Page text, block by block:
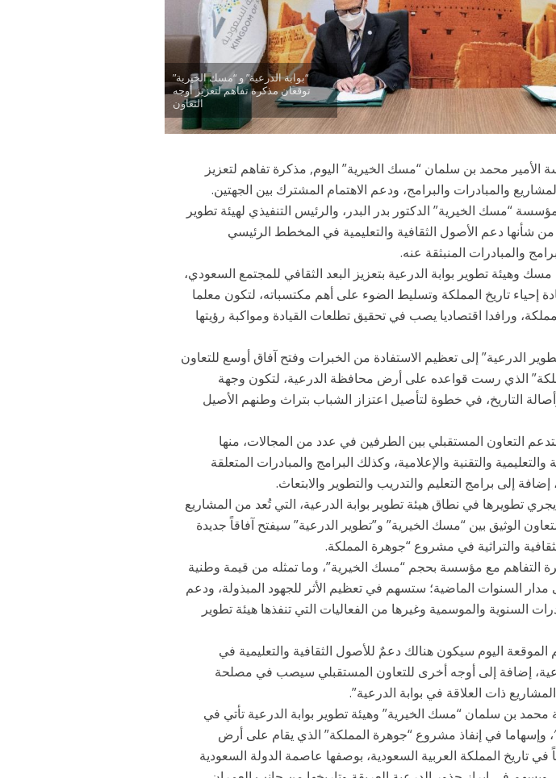
“بوابة الدرعية” و “مسك الخيرية”
توقعان مذكرة تفاهم لتعزيز أوجه
التعاون
الأمير محمد بن سلمان “مسك الخيرية” اليوم, مذكرة تفاهم لتعزيز
والمبادرات والبرامج، ودعم الاهتمام المشترك بين الجهتين.
“مسك الخيرية” الدكتور بدر البدر، والرئيس التنفيذي لهيئة تطوير
شأنها دعم الأصول الثقافية والتعليمية في المخطط الرئيسي
والمبادرات المنبثقة عنه.
وهيئة تطوير بوابة الدرعية بتعزيز البعد الثقافي للمجتمع السعودي،
إحياء تاريخ المملكة وتسليط الضوء على أهم مكتسباته، لتكون معلما
ورافدا اقتصاديا يصب في تحقيق تطلعات القيادة ومواكبة رؤيتها
الدرعية” إلى تعظيم الاستفادة من الخبرات وفتح آفاق أوسع للتعاون
الذي رست قواعده على أرض محافظة الدرعية، لتكون وجهة
التاريخ، في خطوة لتأصيل اعتزاز الشباب بتراث وطنهم الأصيل
التعاون المستقبلي بين الطرفين في عدد من المجالات، منها
والتقنية والإعلامية، وكذلك البرامج والمبادرات المتعلقة
إضافة إلى برامج التعليم والتدريب والتطوير والابتعاث.
يجري تطويرها في نطاق هيئة تطوير بوابة الدرعية، التي تُعد من المشاريع
الوثيق بين “مسك الخيرية” و”تطوير الدرعية” سيفتح آفاقاً جديدة
والتراثية في مشروع “جوهرة المملكة.
التفاهم مع مؤسسة بحجم “مسك الخيرية”، وما تمثله من قيمة وطنية
مدار السنوات الماضية؛ ستسهم في تعظيم الأثر للجهود المبذولة، ودعم
السنوية والموسمية وغيرها من الفعاليات التي تنفذها هيئة تطوير
اليوم سيكون هنالك دعمٌ للأصول الثقافية والتعليمية في
إضافة إلى أوجه أخرى للتعاون المستقبلي سيصب في مصلحة
ذات العلاقة في بوابة الدرعية”.
بن سلمان “مسك الخيرية” وهيئة تطوير بوابة الدرعية تأتي في
تحقيق أهداف رؤية المملكة 2030″، وإسهاما في إنفاذ مشروع “جوهرة المملكة” الذي يقام على أرض
تاريخ المملكة العربية السعودية، بوصفها عاصمة الدولة السعودية